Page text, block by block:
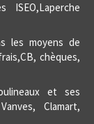
ISEO,Laperche
les moyens de
chèques,
et ses
Clamart,